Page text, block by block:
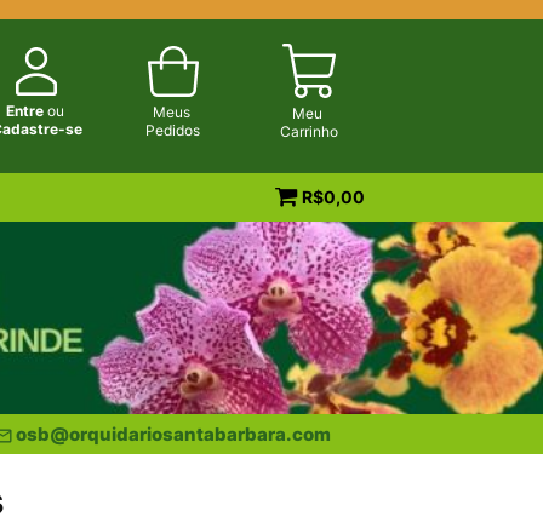
Entreou
se
Meus
Pedidos
Meu
Carrinho
R$0,00
osb@orquidariosantabarbara.com